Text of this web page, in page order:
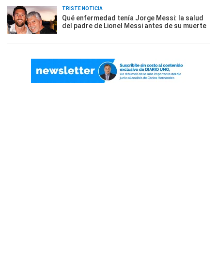
TRISTE NOTICIA
Qué enfermedad tenía Jorge Messi: la salud
del padre de Lionel Messi antes de su muerte